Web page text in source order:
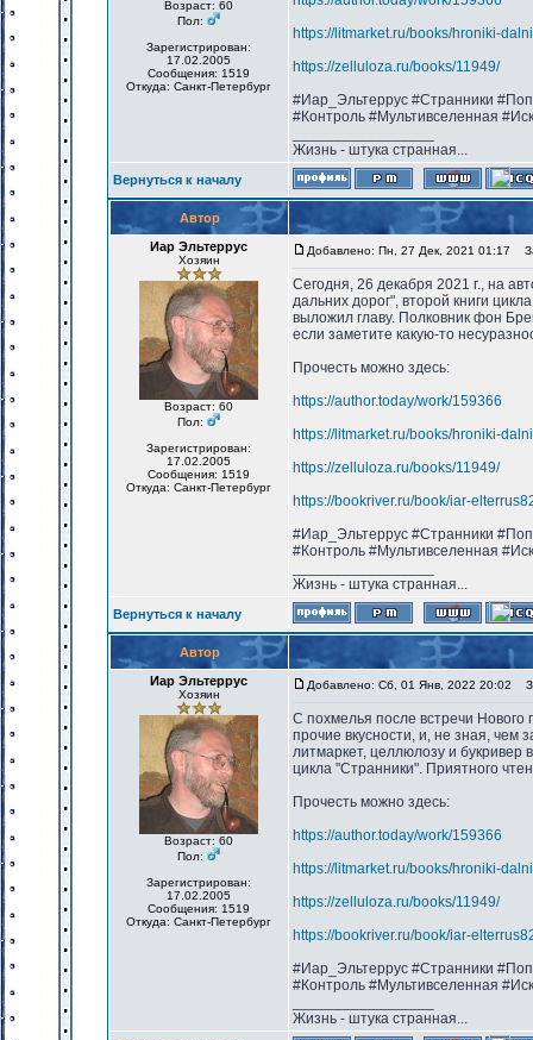
Возраст: 60
Пол:
Зарегистрирован:
17.02.2005
Сообщения: 1519
Откуда: Санкт-Петербург
https://litmarket.ru/books/hroniki-
https://zelluloza.ru/books/11949/
#Иар_Эльтеррус #Странники
#Контроль #Мультивселенная
Жизнь - штука странная...
Вернуться к началу
Автор
Иар Эльтеррус
Хозяин
Возраст: 60
Пол:
Зарегистрирован:
17.02.2005
Сообщения: 1519
Откуда: Санкт-Петербург
Добавлено: Пн, 27 Дек, 2021 01:17
Сегодня, 26 декабря 2021 г., на
дальних дорог", второй книги
выложил главу. Полковник фон
если заметите какую-то
Прочесть можно здесь:
https://author.today/work/159366
https://litmarket.ru/books/hroniki-
https://zelluloza.ru/books/11949/
https://bookriver.ru/book/iar-
#Иар_Эльтеррус #Странники
#Контроль #Мультивселенная
Жизнь - штука странная...
Вернуться к началу
Автор
Иар Эльтеррус
Хозяин
Возраст: 60
Пол:
Зарегистрирован:
17.02.2005
Сообщения: 1519
Откуда: Санкт-Петербург
Добавлено: Сб, 01 Янв, 2022 20:02
С похмелья после встречи Нового
прочие вкусности, и, не зная, чем
литмаркет, целлюлозу и букривер
цикла "Странники". Приятного
Прочесть можно здесь:
https://author.today/work/159366
https://litmarket.ru/books/hroniki-
https://zelluloza.ru/books/11949/
https://bookriver.ru/book/iar-
#Иар_Эльтеррус #Странники
#Контроль #Мультивселенная
Жизнь - штука странная...